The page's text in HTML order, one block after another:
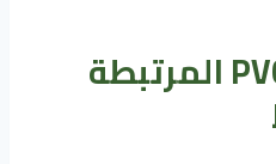
مشاكل توريد PVC المرتبطة